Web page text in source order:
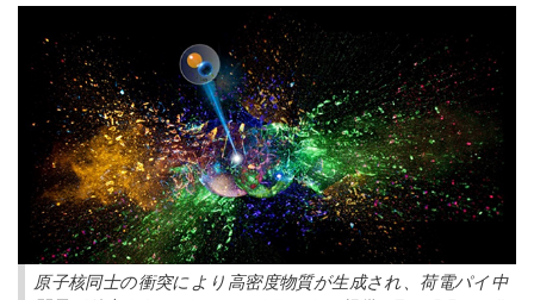
原子核同士の衝突により高密度物質が生成され、荷電パイ中